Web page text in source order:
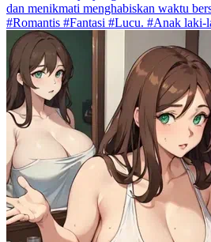
dan menikmati menghabiskan waktu
#Romantis #Fantasi #Lucu. #Anak laki-